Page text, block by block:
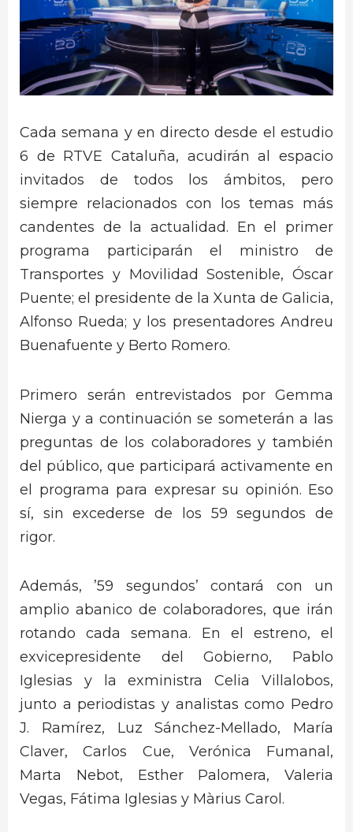
Cada semana y en directo desde el estudio
6 de RTVE Cataluña, acudirán al espacio
invitados de todos los ámbitos, pero
siempre relacionados con los temas más
candentes de la actualidad. En el primer
programa participarán el ministro de
Transportes y Movilidad Sostenible, Óscar
Puente; el presidente de la Xunta de Galicia,
Alfonso Rueda; y los presentadores Andreu
Buenafuente y Berto Romero.
Primero serán entrevistados por Gemma
Nierga y a continuación se someterán a las
preguntas de los colaboradores y también
del público, que participará activamente en
el programa para expresar su opinión. Eso
sí, sin excederse de los 59 segundos de
rigor.
Además, ’59 segundos’ contará con un
amplio abanico de colaboradores, que irán
rotando cada semana. En el estreno, el
exvicepresidente del Gobierno, Pablo
Iglesias y la exministra Celia Villalobos,
junto a periodistas y analistas como Pedro
J. Ramírez, Luz Sánchez-Mellado, María
Claver, Carlos Cue, Verónica Fumanal,
Marta Nebot, Esther Palomera, Valeria
Vegas, Fátima Iglesias y Màrius Carol.